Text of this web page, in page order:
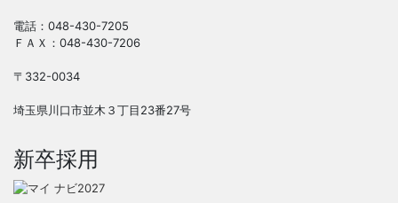
電話：048-430-7205
ＦＡＸ：048-430-7206
〒332-0034
埼玉県川口市並木３丁目23番27号
新卒採用